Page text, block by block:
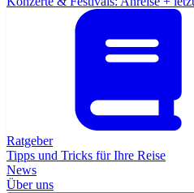
Ratgeber
Tipps und Tricks für Ihre Reise
News
Über uns